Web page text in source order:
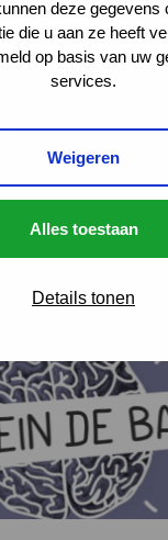
deze gegevens
die u aan ze heeft
op basis van uw
services.
Weigeren
Alles toestaan
Details tonen
vooruitgang
op deze
gezinnen via
van ons land